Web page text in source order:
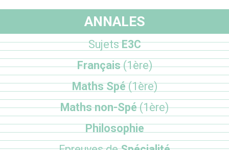
ANNALES
SujetsE3C
Français(1ère)
Maths Spé(1ère)
Maths non-Spé(1ère)
Philosophie